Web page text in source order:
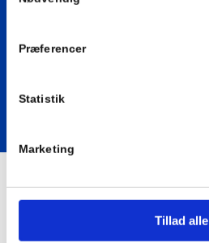
Præferencer
Statistik
Marketing
Tillad alle
Kundeinformation